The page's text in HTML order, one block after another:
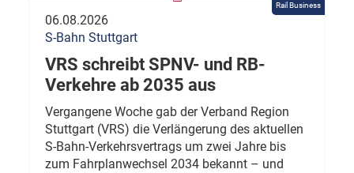
Rail Business
06.08.2026
S-Bahn Stuttgart
VRS schreibt SPNV- und RB-
Verkehre ab 2035 aus
Vergangene Woche gab der Verband Region
Stuttgart (VRS) die Verlängerung des aktuellen
S-Bahn-Verkehrsvertrags um zwei Jahre bis
zum Fahrplanwechsel 2034 bekannt – und